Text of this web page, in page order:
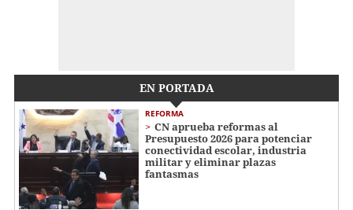
EN PORTADA
REFORMA
CN aprueba reformas al
Presupuesto 2026 para potenciar
conectividad escolar, industria
militar y eliminar plazas
fantasmas